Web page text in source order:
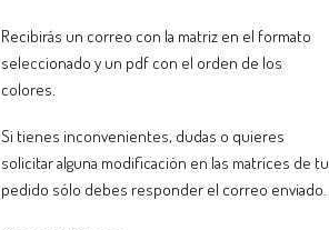
Recibirás un correo con la matriz en el formato
seleccionado y un pdf con el orden de los
colores.
Si tienes inconvenientes, dudas o quieres
solicitar alguna modificación en las matrices de tu
pedido sólo debes responder el correo enviado.